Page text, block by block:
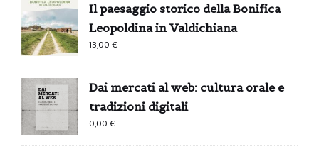
Il paesaggio storico della Bonifica
Leopoldina in Valdichiana
13,00€
Dai mercati al web: cultura orale e
tradizioni digitali
0,00€